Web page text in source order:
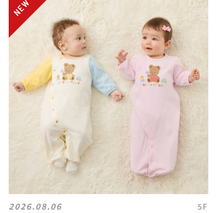
2026.08.06 5F